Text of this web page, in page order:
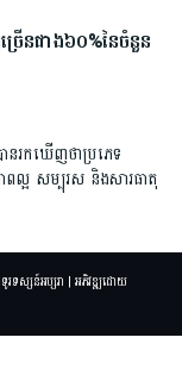
ើនជាង៦០%នៃចំនួន
នរកឃើញថាប្រភេទ
អ សម្បុរស និងសារធាតុ
រទស្សន៍អប្សរា | អភិវឌ្ឍដោយ